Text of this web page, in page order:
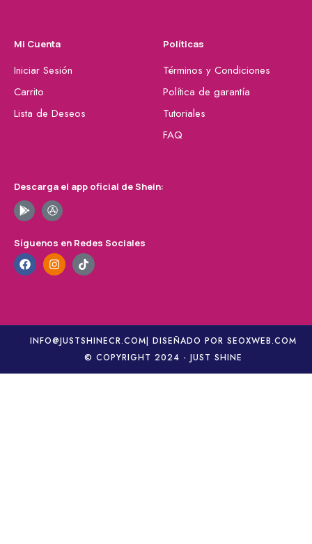
Mi Cuenta
Iniciar Sesión
Carrito
Lista de Deseos
Políticas
Términos y Condiciones
Política de garantía
Tutoriales
FAQ
Descarga el app oficial de Shein:
Síguenos en Redes Sociales
INFO@JUSTSHINECR.COM| DISEÑADO POR SEOXWEB.COM
© COPYRIGHT 2024 - JUST SHINE